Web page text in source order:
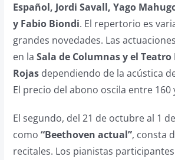
Español, Jordi Savall, Yago
y Fabio Biondi. El repertorio es
grandes novedades. Las
en la Sala de Columnas y el
Rojasdependiendo de la acústica
El precio del abono oscila entre 160
El segundo, del 21 de octubre al 1
como “Beethoven actual”, consta
recitales. Los pianistas